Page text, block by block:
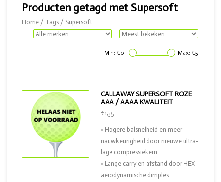
Producten getagd met Supersoft
Home / Tags / Supersoft
Min: €0 Max: €5
CALLAWAY SUPERSOFT ROZE
AAA / AAAA KWALITEIT
€1,35
• Hogere balsnelheid en meer
nauwkeurigheid door nieuwe ultra-
lage compressiekern
• Lange carry en afstand door HEX
aerodynamische dimples